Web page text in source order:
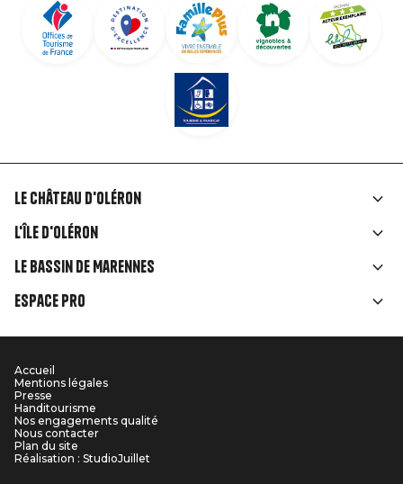
Liens
rubriques
Le Château d'Oléron
L'île d'Oléron
Le Bassin de Marennes
Espace Pro
Menu
Pied
de
Accueil
Mentions légales
Presse
Handitourisme
Nos engagements qualité
Nous contacter
Plan du site
Réalisation : StudioJuillet